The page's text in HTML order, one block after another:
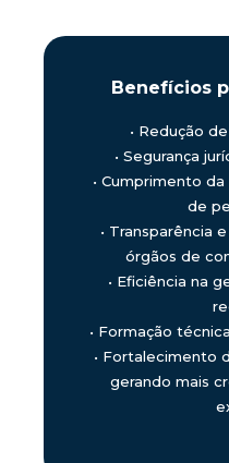
Benefícios
• Redução
• Segurança
• Cumprimento da
de
• Transparência
órgãos de
• Eficiência na
• Formação
• Fortalecimento
gerando mais